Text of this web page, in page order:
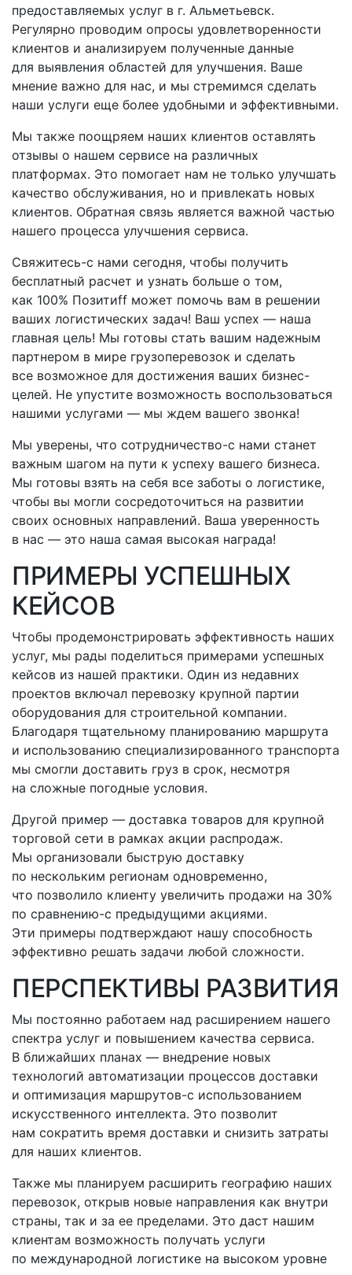
предоставляемых услуг в г. Альметьевск.
Регулярно проводим опросы удовлетворенности
клиентов и анализируем полученные данные
для выявления областей для улучшения. Ваше
мнение важно для нас, и мы стремимся сделать
наши услуги еще более удобными и эффективными.
Мы также поощряем наших клиентов оставлять
отзывы о нашем сервисе на различных
платформах. Это помогает нам не только улучшать
качество обслуживания, но и привлекать новых
клиентов. Обратная связь является важной частью
нашего процесса улучшения сервиса.
Свяжитесь-с нами сегодня, чтобы получить
бесплатный расчет и узнать больше о том,
как 100% Позитиff может помочь вам в решении
ваших логистических задач! Ваш успех — наша
главная цель! Мы готовы стать вашим надежным
партнером в мире грузоперевозок и сделать
все возможное для достижения ваших бизнес-
целей. Не упустите возможность воспользоваться
нашими услугами — мы ждем вашего звонка!
Мы уверены, что сотрудничество-с нами станет
важным шагом на пути к успеху вашего бизнеса.
Мы готовы взять на себя все заботы о логистике,
чтобы вы могли сосредоточиться на развитии
своих основных направлений. Ваша уверенность
в нас — это наша самая высокая награда!
ПРИМЕРЫ УСПЕШНЫХ
КЕЙСОВ
Чтобы продемонстрировать эффективность наших
услуг, мы рады поделиться примерами успешных
кейсов из нашей практики. Один из недавних
проектов включал перевозку крупной партии
оборудования для строительной компании.
Благодаря тщательному планированию маршрута
и использованию специализированного транспорта
мы смогли доставить груз в срок, несмотря
на сложные погодные условия.
Другой пример — доставка товаров для крупной
торговой сети в рамках акции распродаж.
Мы организовали быструю доставку
по нескольким регионам одновременно,
что позволило клиенту увеличить продажи на 30%
по сравнению-с предыдущими акциями.
Эти примеры подтверждают нашу способность
эффективно решать задачи любой сложности.
ПЕРСПЕКТИВЫ РАЗВИТИЯ
Мы постоянно работаем над расширением нашего
спектра услуг и повышением качества сервиса.
В ближайших планах — внедрение новых
технологий автоматизации процессов доставки
и оптимизация маршрутов-с использованием
искусственного интеллекта. Это позволит
нам сократить время доставки и снизить затраты
для наших клиентов.
Также мы планируем расширить географию наших
перевозок, открыв новые направления как внутри
страны, так и за ее пределами. Это даст нашим
клиентам возможность получать услуги
по международной логистике на высоком уровне